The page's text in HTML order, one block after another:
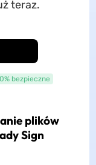
teraz.
bezpieczne
plików
Sign